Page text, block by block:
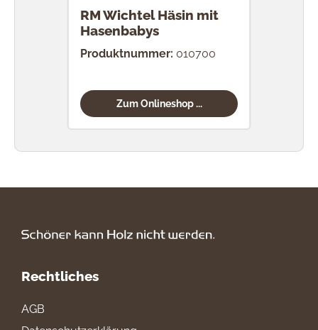
RM Wichtel Häsin mit
Hasenbabys
Produktnummer: 010700
Zum Onlineshop ...
Rechtliches
AGB